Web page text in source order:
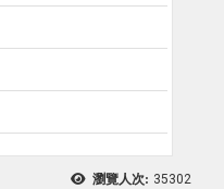
瀏覽人次: 35302